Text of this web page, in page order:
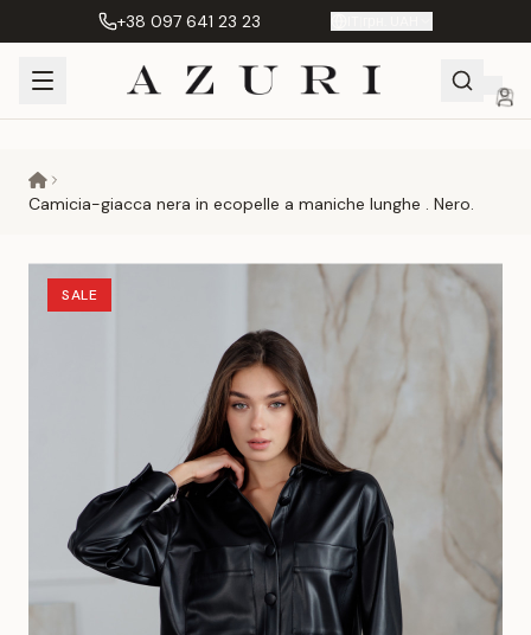
+38 097 641 23 23
Camicia-giacca nera in ecopelle a maniche lunghe . Nero.
SALE